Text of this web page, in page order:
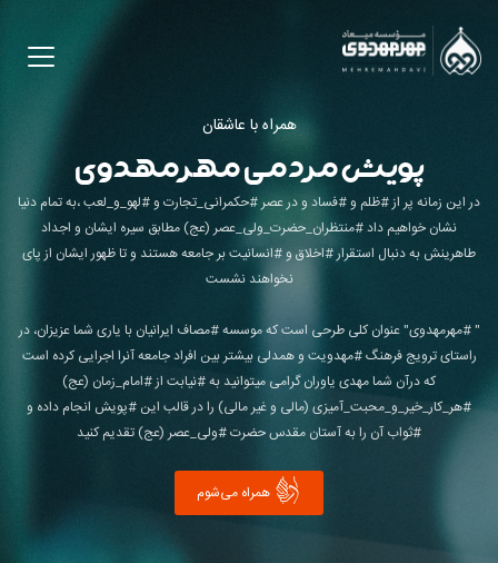
همراه با عاشقان
پویش مردمی مهرمهدوی
در این زمانه پر از #ظلم و #فساد و در عصر #حکمرانی_تجارت و #لهو_و_لعب ،به تمام دنیا
نشان خواهیم داد #منتظران_حضرت_ولی_عصر (عج) مطابق سیره ایشان و اجداد
طاهرینش به دنبال استقرار #اخلاق و #انسانیت بر جامعه هستند و تا ظهور ایشان از پای
نخواهند نشست
" #مهرمهدوی" عنوان کلی طرحی است که موسسه #مصاف ایرانیان با یاری شما عزیزان، در
راستای ترویج فرهنگ #مهدویت و همدلی بیشتر بین افراد جامعه آنرا اجرایی کرده است
که درآن شما مهدی یاوران گرامی میتوانید به #نیابت از #امام_زمان (عج)
#هر_کار_خیر_و_محبت_آمیزی (مالی و غیر مالی) را در قالب این #پویش انجام داده و
#ثواب آن را به آستان مقدس حضرت #ولی_عصر (عج) تقدیم کنید
همراه می‌شوم